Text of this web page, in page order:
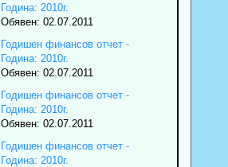
Година: 2010г.
Обявен: 02.07.2011
Годишен финансов отчет -
Година: 2010г.
Обявен: 02.07.2011
Годишен финансов отчет -
Година: 2010г.
Обявен: 02.07.2011
Годишен финансов отчет -
Година: 2010г.